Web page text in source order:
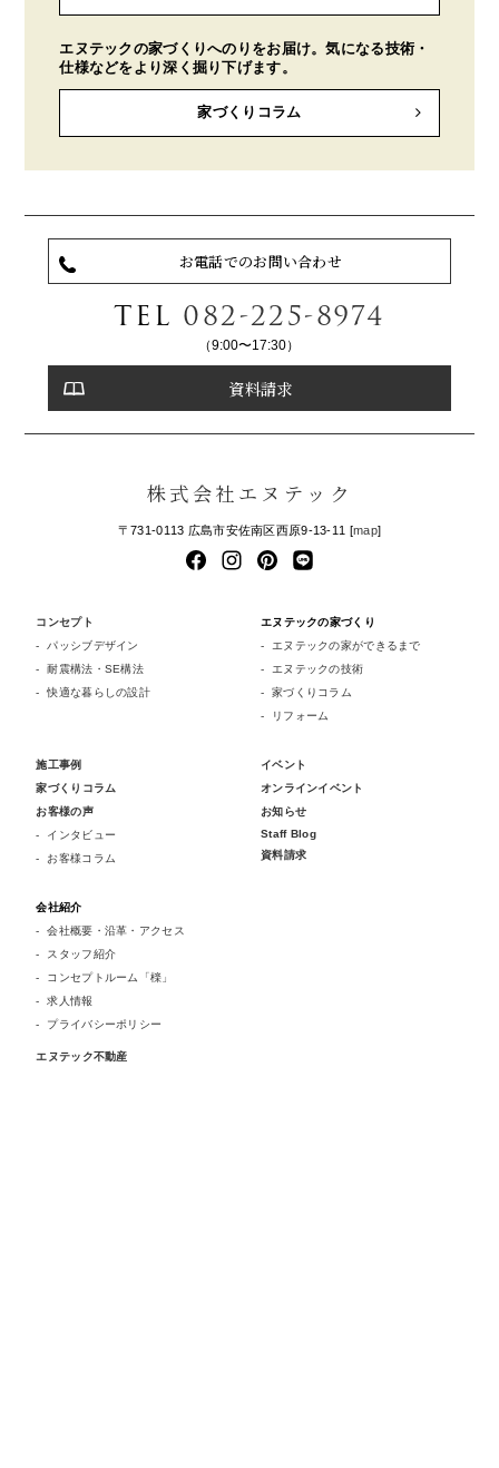
エヌテックの家づくりへのりをお届け。気になる技術・
仕様などをより深く掘り下げます。
家づくりコラム
お電話でのお問い合わせ
TEL 082-225-8974
（9:00〜17:30）
資料請求
株式会社エヌテック
〒731-0113 広島市安佐南区西原9-13-11 [map]
コンセプト
パッシブデザイン
耐震構法・SE構法
快適な暮らしの設計
エヌテックの家づくり
エヌテックの家ができるまで
エヌテックの技術
家づくりコラム
リフォーム
施工事例
家づくりコラム
お客様の声
インタビュー
お客様コラム
イベント
オンラインイベント
お知らせ
Staff Blog
資料請求
会社紹介
会社概要・沿革・アクセス
スタッフ紹介
コンセプトルーム「檪」
求人情報
プライバシーポリシー
エヌテック不動産